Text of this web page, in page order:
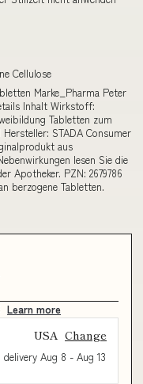
Cellulose
Marke_Pharma Peter
Inhalt Wirkstoff:
Tabletten zum
STADA Consumer
aus
lesen Sie die
Apotheker. PZN: 2679786
berzogene Tabletten.
Learn more
USA Change
Aug 8 - Aug 13